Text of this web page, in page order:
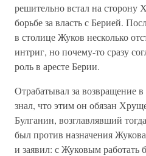
решительно встал на
борьбе за власть с Берией.
в столице Жуков несколько
интриг, но почему-то сразу
роль в аресте Берии.
Отрабатывал за возвращение
знал, что этим он обязан
Булганин, возглавлявший
был против назначения
и заявил: с Жуковым работать